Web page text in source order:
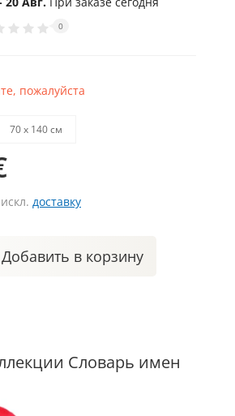
0
пожалуйста
70 х 140 см
доставку
Добавить в корзину
Словарь имен